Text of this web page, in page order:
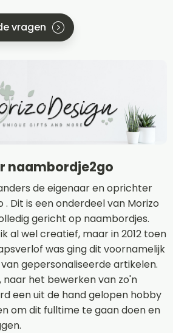
vragen
naambordje2go
de eigenaar en oprichter
Dit is een onderdeel van Morizo
gericht op naambordjes.
al wel creatief, maar in 2012 toen
was ging dit voornamelijk
gepersonaliseerde artikelen.
naar het bewerken van zo'n
een uit de hand gelopen hobby
om dit fulltime te gaan doen en